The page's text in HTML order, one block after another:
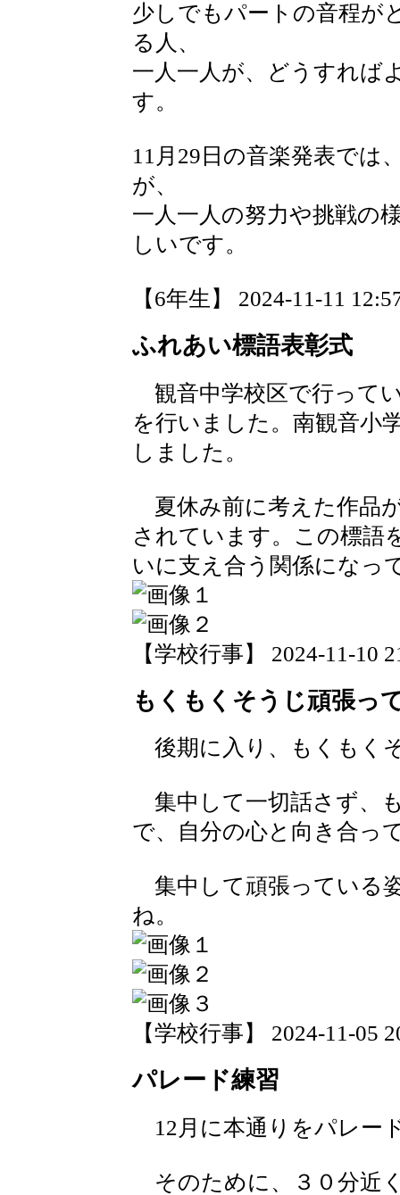
少しでもパートの音程が
る人、
一人一人が、どうすれば
す。
11月29日の音楽発表では
が、
一人一人の努力や挑戦の
しいです。
【6年生】 2024-11-11
ふれあい標語表彰式
観音中学校区で行って
を行いました。南観音小
しました。
夏休み前に考えた作品
されています。この標語
いに支え合う関係になっ
【学校行事】 2024-11-10
もくもくそうじ頑張っ
後期に入り、もくもく
集中して一切話さず、
で、自分の心と向き合っ
集中して頑張っている
ね。
【学校行事】 2024-11-05
パレード練習
12月に本通りをパレー
そのために、３０分近